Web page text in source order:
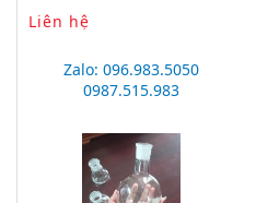
Liên hệ
Zalo: 096.983.5050
0987.515.983